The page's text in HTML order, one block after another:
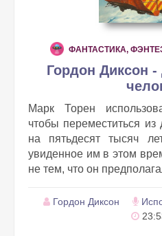
ФАНТАСТИКА,
Гордон Диксон
Марк Торен
чтобы переместиться из
на пятьдесят тысяч
увиденное им в этом
не тем, что он
Гордон Диксон